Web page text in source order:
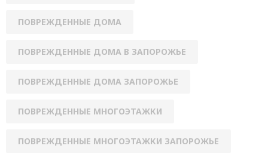
ПОВРЕЖДЕННЫЕ ДОМА
ПОВРЕЖДЕННЫЕ ДОМА В ЗАПОРОЖЬЕ
ПОВРЕЖДЕННЫЕ ДОМА ЗАПОРОЖЬЕ
ПОВРЕЖДЕННЫЕ МНОГОЭТАЖКИ
ПОВРЕЖДЕННЫЕ МНОГОЭТАЖКИ ЗАПОРОЖЬЕ